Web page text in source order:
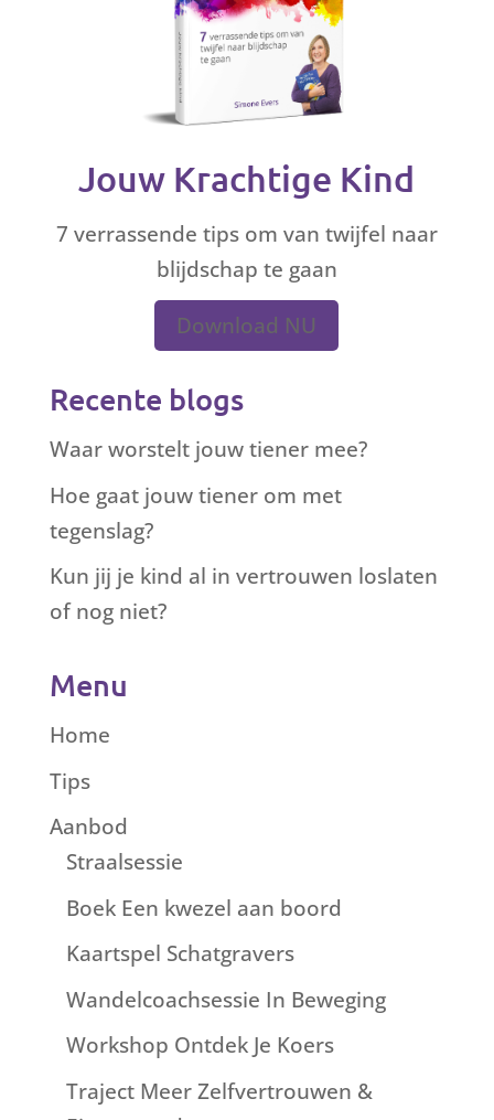
Jouw Krachtige Kind
7 verrassende tips om van twijfel naar
blijdschap te gaan
Download NU
Recente blogs
Waar worstelt jouw tiener mee?
Hoe gaat jouw tiener om met
tegenslag?
Kun jij je kind al in vertrouwen loslaten
of nog niet?
Menu
Home
Tips
Aanbod
Straalsessie
Boek Een kwezel aan boord
Kaartspel Schatgravers
Wandelcoachsessie In Beweging
Workshop Ontdek Je Koers
Traject Meer Zelfvertrouwen &